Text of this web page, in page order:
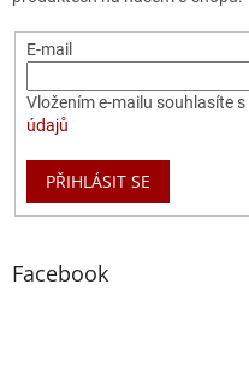
E-mail
Vložením e-mailu souhlasíte s
údajů
PŘIHLÁSIT SE
Facebook